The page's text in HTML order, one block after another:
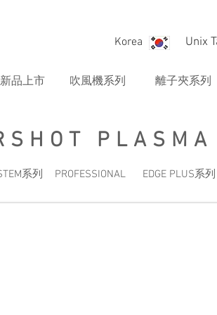
Korea Unix
新品上市 吹風機系列 離子夾系列
PLASMA
系列 PROFESSIONAL EDGE PLUS系列